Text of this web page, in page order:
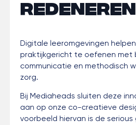
redeneren
Digitale leeromgevingen
praktijkgericht te oefenen met
communicatie en methodisch
zorg.
Bij Mediaheads sluiten deze
aan op onze co-creatieve
voorbeeld hiervan is de serious